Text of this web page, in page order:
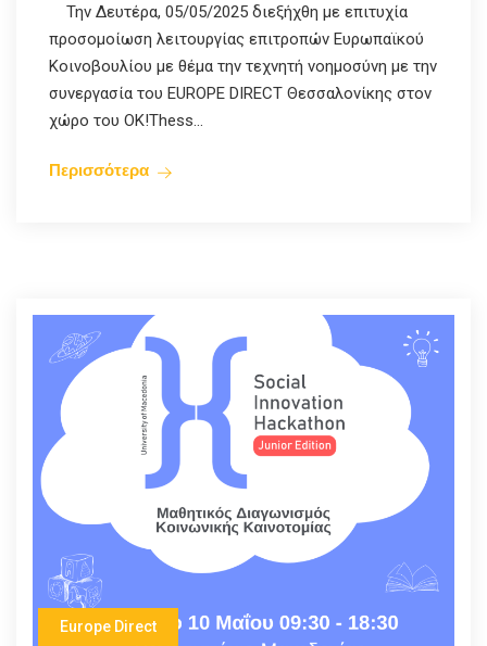
Την Δευτέρα, 05/05/2025 διεξήχθη με επιτυχία
προσομοίωση λειτουργίας επιτροπών Ευρωπαϊκού
Κοινοβουλίου με θέμα την τεχνητή νοημοσύνη με την
συνεργασία του EUROPE DIRECT Θεσσαλονίκης στον
χώρο του OK!Thess...
Περισσότερα
Europe Direct